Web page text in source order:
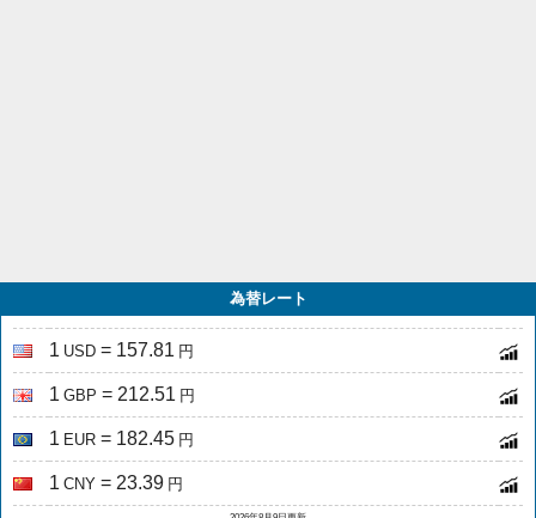
為替レート
1 USD = 157.81 円
1 GBP = 212.51 円
1 EUR = 182.45 円
1 CNY = 23.39 円